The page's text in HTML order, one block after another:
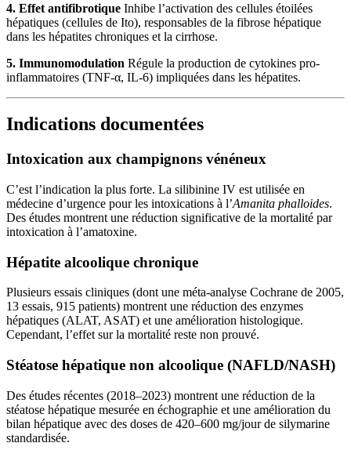
4. Effet antifibrotique Inhibe l’activation des cellules étoilées
hépatiques (cellules de Ito), responsables de la fibrose hépatique
dans les hépatites chroniques et la cirrhose.
5. Immunomodulation Régule la production de cytokines pro-
inflammatoires (TNF-α, IL-6) impliquées dans les hépatites.
Indications documentées
Intoxication aux champignons vénéneux
C’est l’indication la plus forte. La silibinine IV est utilisée en
médecine d’urgence pour les intoxications à l’Amanita phalloides.
Des études montrent une réduction significative de la mortalité par
intoxication à l’amatoxine.
Hépatite alcoolique chronique
Plusieurs essais cliniques (dont une méta-analyse Cochrane de 2005,
13 essais, 915 patients) montrent une réduction des enzymes
hépatiques (ALAT, ASAT) et une amélioration histologique.
Cependant, l’effet sur la mortalité reste non prouvé.
Stéatose hépatique non alcoolique (NAFLD/NASH)
Des études récentes (2018–2023) montrent une réduction de la
stéatose hépatique mesurée en échographie et une amélioration du
bilan hépatique avec des doses de 420–600 mg/jour de silymarine
standardisée.